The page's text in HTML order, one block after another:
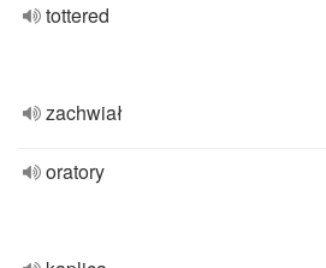
tottered
zachwiał
oratory